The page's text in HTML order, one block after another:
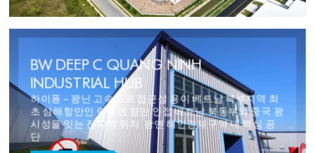
BW DEEP C QUANG NINH
INDUSTRIAL HUB
하이퐁 – 꽝닌 고속도로 접근성 용이 베트남 북부지역 최
초 심해항만인 락후옌 항만 인접 베트남 북동부와 중국 꽝
시성을 잇는 전략적 위치. 꽝옌 해안경제구역 내 핵심 공
단